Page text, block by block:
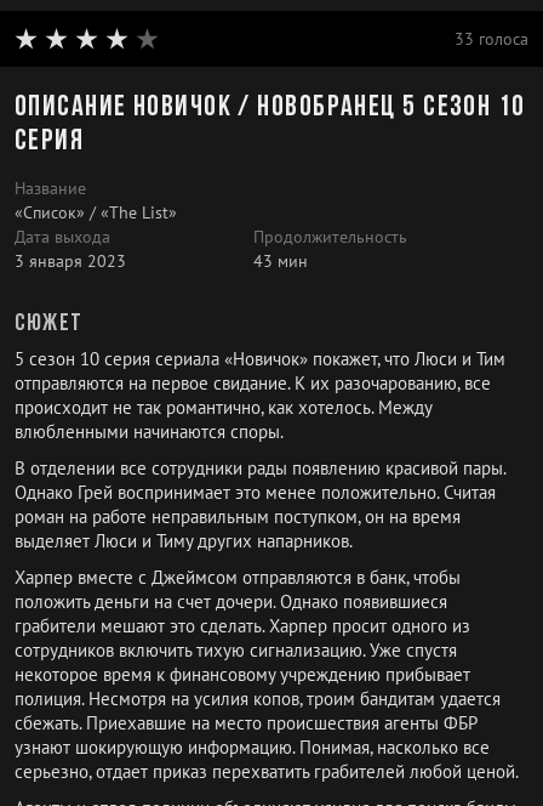
33 голоса
Описание Новичок / Новобранец 5 сезон 10
серия
Название
«Список» / «The List»
Дата выхода
3 января 2023
Продолжительность
43 мин
Сюжет
5 сезон 10 серия сериала «Новичок» покажет, что Люси и Тим
отправляются на первое свидание. К их разочарованию, все
происходит не так романтично, как хотелось. Между
влюбленными начинаются споры.
В отделении все сотрудники рады появлению красивой пары.
Однако Грей воспринимает это менее положительно. Считая
роман на работе неправильным поступком, он на время
выделяет Люси и Тиму других напарников.
Харпер вместе с Джеймсом отправляются в банк, чтобы
положить деньги на счет дочери. Однако появившиеся
грабители мешают это сделать. Харпер просит одного из
сотрудников включить тихую сигнализацию. Уже спустя
некоторое время к финансовому учреждению прибывает
полиция. Несмотря на усилия копов, троим бандитам удается
сбежать. Приехавшие на место происшествия агенты ФБР
узнают шокирующую информацию. Понимая, насколько все
серьезно, отдает приказ перехватить грабителей любой ценой.